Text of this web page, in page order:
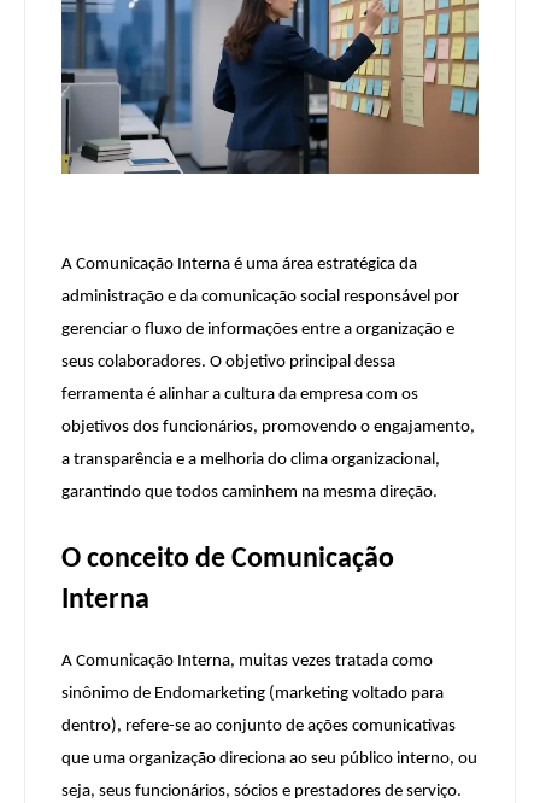
A Comunicação Interna é uma área estratégica da
administração e da comunicação social responsável por
gerenciar o fluxo de informações entre a organização e
seus colaboradores. O objetivo principal dessa
ferramenta é alinhar a cultura da empresa com os
objetivos dos funcionários, promovendo o engajamento,
a transparência e a melhoria do clima organizacional,
garantindo que todos caminhem na mesma direção.
O conceito de Comunicação
Interna
A Comunicação Interna, muitas vezes tratada como
sinônimo de Endomarketing (marketing voltado para
dentro), refere-se ao conjunto de ações comunicativas
que uma organização direciona ao seu público interno, ou
seja, seus funcionários, sócios e prestadores de serviço.